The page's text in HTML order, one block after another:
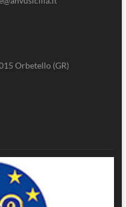
Orbetello (GR)